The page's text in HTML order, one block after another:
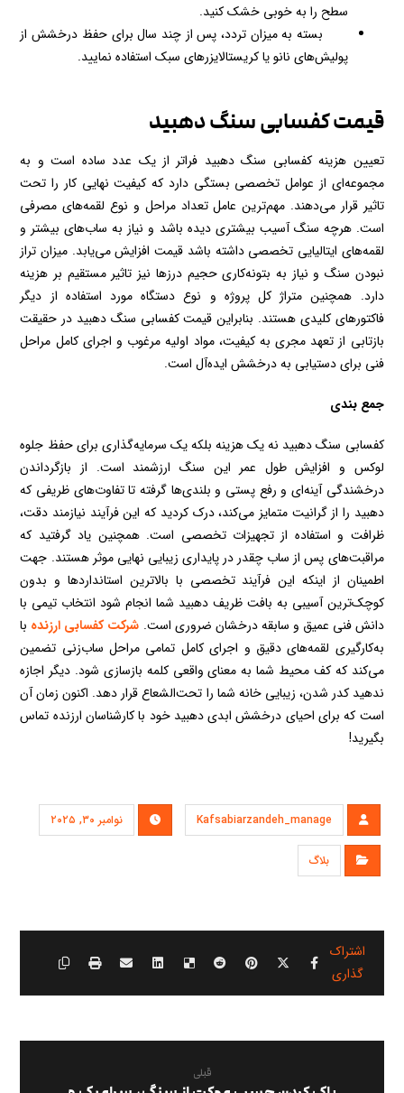
سطح را به خوبی خشک کنید.
بسته به میزان تردد، پس از چند سال برای حفظ درخشش از
پولیش‌های نانو یا کریستالایزرهای سبک استفاده نمایید.
قیمت کفسابی سنگ دهبید
تعیین هزینه کفسابی سنگ دهبید فراتر از یک عدد ساده است و به
مجموعه‌ای از عوامل تخصصی بستگی دارد که کیفیت نهایی کار را تحت
تاثیر قرار می‌دهند. مهم‌ترین عامل تعداد مراحل و نوع لقمه‌های مصرفی
است. هرچه سنگ آسیب بیشتری دیده باشد و نیاز به ساب‌های بیشتر و
لقمه‌های ایتالیایی تخصصی داشته باشد قیمت افزایش می‌یابد. میزان تراز
نبودن سنگ و نیاز به بتونه‌کاری حجیم درزها نیز تاثیر مستقیم بر هزینه
دارد. همچنین متراژ کل پروژه و نوع دستگاه مورد استفاده از دیگر
فاکتورهای کلیدی هستند. بنابراین قیمت کفسابی سنگ دهبید در حقیقت
بازتابی از تعهد مجری به کیفیت، مواد اولیه مرغوب و اجرای کامل مراحل
فنی برای دستیابی به درخشش ایده‌آل است.
جمع بندی
کفسابی سنگ دهبید نه یک هزینه بلکه یک سرمایه‌گذاری برای حفظ جلوه
لوکس و افزایش طول عمر این سنگ ارزشمند است. از بازگرداندن
درخشندگی آینه‌ای و رفع پستی و بلندی‌ها گرفته تا تفاوت‌های ظریفی که
دهبید را از گرانیت متمایز می‌کند، درک کردید که این فرآیند نیازمند دقت،
ظرافت و استفاده از تجهیزات تخصصی است. همچنین یاد گرفتید که
مراقبت‌های پس از ساب چقدر در پایداری زیبایی نهایی موثر هستند. جهت
اطمینان از اینکه این فرآیند تخصصی با بالاترین استانداردها و بدون
کوچک‌ترین آسیبی به بافت ظریف دهبید شما انجام شود انتخاب تیمی با
دانش فنی عمیق و سابقه درخشان ضروری است. شرکت کفسابی ارزنده با
به‌کارگیری لقمه‌های دقیق و اجرای کامل تمامی مراحل ساب‌زنی تضمین
می‌کند که کف محیط شما به معنای واقعی کلمه بازسازی شود. دیگر اجازه
ندهید کدر شدن، زیبایی خانه شما را تحت‌الشعاع قرار دهد. اکنون زمان آن
است که برای احیای درخشش ابدی دهبید خود با کارشناسان ارزنده تماس
بگیرید!
Kafsabiarzandeh_manage نوامبر ۳۰, ۲۰۲۵
بلاگ
قبلی